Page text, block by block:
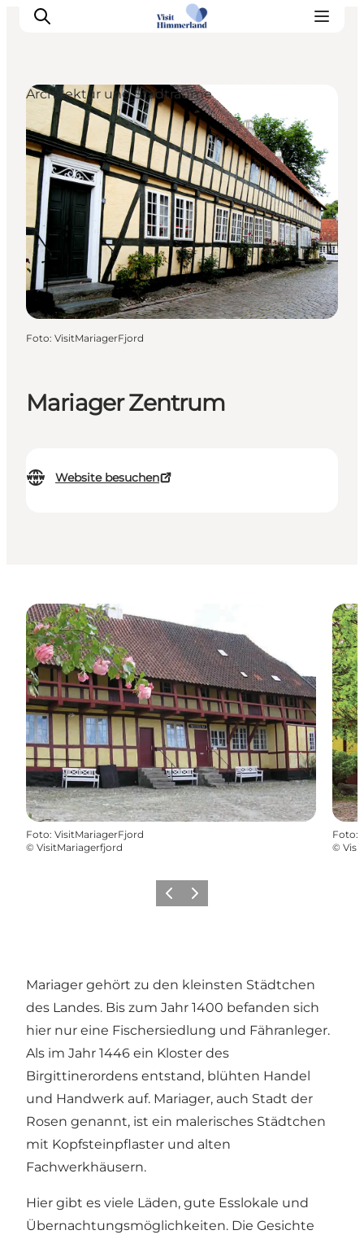
Erlebnisse
Natur
Städte und Orte
Das passiert
Reiseplanung
Praktische Informationen
Mariager Zentrum
Website besuchen
Architektur und Stadträume
Foto: VisitMariagerFjord
Foto: VisitMariagerFjord
© VisitMariagerfjord
Foto:
©
Vorherige Folie
Nächste Folie
Mariager gehört zu den kleinsten Städtchen
des Landes. Bis zum Jahr 1400 befanden sich
hier nur eine Fischersiedlung und Fähranleger.
Als im Jahr 1446 ein Kloster des
Birgittinerordens entstand, blühten Handel
und Handwerk auf. Mariager, auch Stadt der
Rosen genannt, ist ein malerisches Städtchen
mit Kopfsteinpflaster und alten
Fachwerkhäusern.
Hier gibt es viele Läden, gute Esslokale und
Übernachtungsmöglichkeiten. Die Gesichte